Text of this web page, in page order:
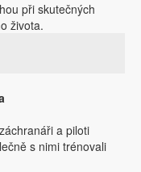
při skutečných
života.
a piloti
s nimi trénovali